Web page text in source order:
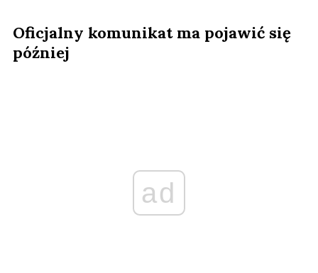
Oficjalny komunikat ma pojawić się
później
ad